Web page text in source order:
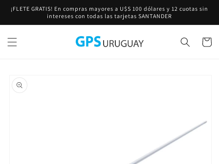
directamente
al contenido
¡FLETE GRATIS! En compras mayores a U$S 100 dólares y 12 cuotas sin
intereses con todas las tarjetas SANTANDER
Carrito
a la
información